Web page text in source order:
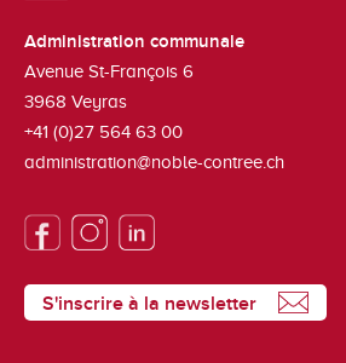
Administration communale
Avenue St-François 6
3968 Veyras
+41 (0)27 564 63 00
administration@noble-contree.ch
S'inscrire à la newsletter